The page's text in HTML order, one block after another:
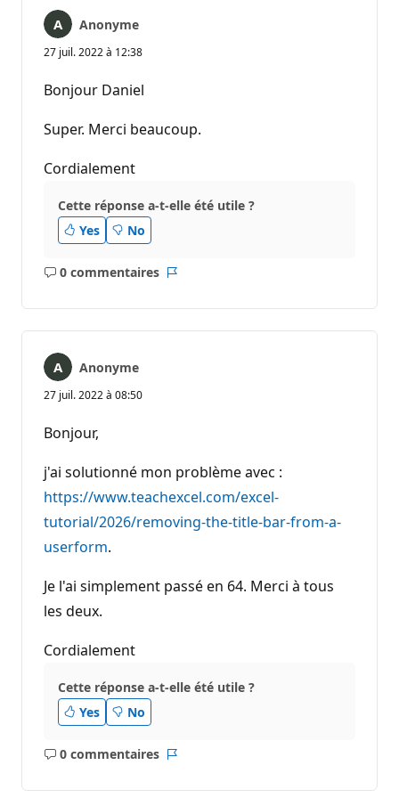
Anonyme
27 juil. 2022 à 12:38
Bonjour Daniel
Super. Merci beaucoup.
Cordialement
Cette réponse a-t-elle été utile ?
Yes
No
0 commentaires
Aucun
Anonyme
27 juil. 2022 à 08:50
Bonjour,
j'ai solutionné mon problème avec :
https://www.teachexcel.com/excel-
tutorial/2026/removing-the-title-bar-from-a-
userform.
Je l'ai simplement passé en 64. Merci à tous
les deux.
Cordialement
Cette réponse a-t-elle été utile ?
Yes
No
0 commentaires
Aucun